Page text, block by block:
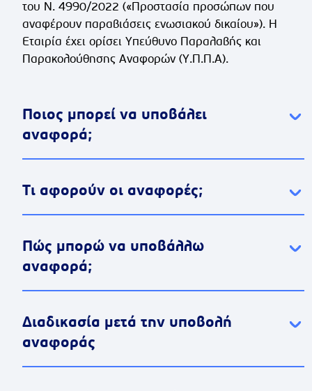
του Ν. 4990/2022 («Προστασία προσώπων που
αναφέρουν παραβιάσεις ενωσιακού δικαίου»). Η
Εταιρία έχει ορίσει Υπεύθυνο Παραλαβής και
Παρακολούθησης Αναφορών (Υ.Π.Π.Α).
Ποιος μπορεί να υποβάλει
αναφορά;
Τι αφορούν οι αναφορές;
Πώς μπορώ να υποβάλλω
αναφορά;
Διαδικασία μετά την υποβολή
αναφοράς